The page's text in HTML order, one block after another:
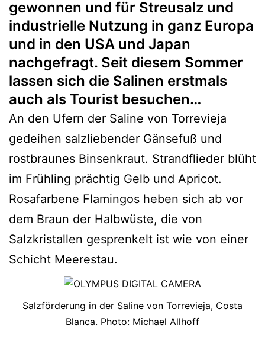
gewonnen und für Streusalz und
industrielle Nutzung in ganz Europa
und in den USA und Japan
nachgefragt. Seit diesem Sommer
lassen sich die Salinen erstmals
auch als Tourist besuchen…
An den Ufern der Saline von Torrevieja
gedeihen salzliebender Gänsefuß und
rostbraunes Binsenkraut. Strandflieder blüht
im Frühling prächtig Gelb und Apricot.
Rosafarbene Flamingos heben sich ab vor
dem Braun der Halbwüste, die von
Salzkristallen gesprenkelt ist wie von einer
Schicht Meerestau.
Salzförderung in der Saline von Torrevieja, Costa
Blanca. Photo: Michael Allhoff